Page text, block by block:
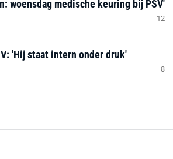
woensdag medische keuring bij PSV'
12
'Hij staat intern onder druk'
8